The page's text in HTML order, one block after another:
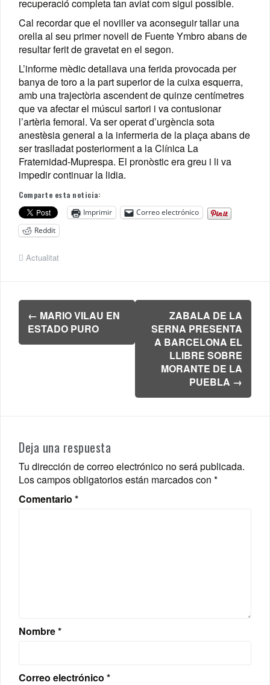
recuperació completa tan aviat com sigui possible.
Cal recordar que el noviller va aconseguir tallar una
orella al seu primer novell de Fuente Ymbro abans de
resultar ferit de gravetat en el segon.
L’informe mèdic detallava una ferida provocada per
banya de toro a la part superior de la cuixa esquerra,
amb una trajectòria ascendent de quinze centímetres
que va afectar el múscul sartori i va contusionar
l’artèria femoral. Va ser operat d’urgència sota
anestèsia general a la infermeria de la plaça abans de
ser traslladat posteriorment a la Clínica La
Fraternidad-Muprespa. El pronòstic era greu i li va
impedir continuar la lidia.
Comparte esta noticia:
Imprimir
Correo electrónico
Reddit
Actualitat
Navegación
de
entradas
← MARIO VILAU EN
ESTADO PURO
ZABALA DE LA
SERNA PRESENTA
A BARCELONA EL
LLIBRE SOBRE
MORANTE DE LA
PUEBLA →
Deja una respuesta
Tu dirección de correo electrónico no será publicada.
Los campos obligatorios están marcados con *
Comentario *
Nombre*
Correo electrónico *